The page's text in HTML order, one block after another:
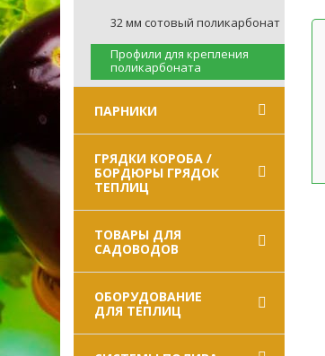
32 мм сотовый поликарбонат
Профили для крепления
поликарбоната
ПАРНИКИ
ГРЯДКИ КОРОБА /
БОРДЮРЫ ГРЯДОК
ТЕПЛИЦ
ТОВАРЫ ДЛЯ
САДОВОДОВ
ОБОРУДОВАНИЕ
ДЛЯ ТЕПЛИЦ